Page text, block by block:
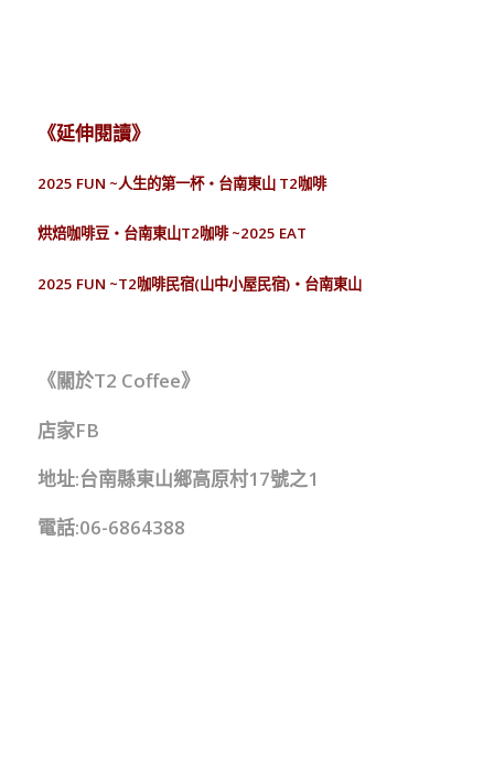
《延伸閱讀》
2025 FUN ~人生的第一杯‧台南東山 T2咖啡
烘焙咖啡豆‧台南東山T2咖啡 ~2025 EAT
2025 FUN ~T2咖啡民宿(山中小屋民宿)‧台南東山
《關於T2 Coffee》
店家FB
地址:台南縣東山鄉高原村17號之1
電話:06-6864388